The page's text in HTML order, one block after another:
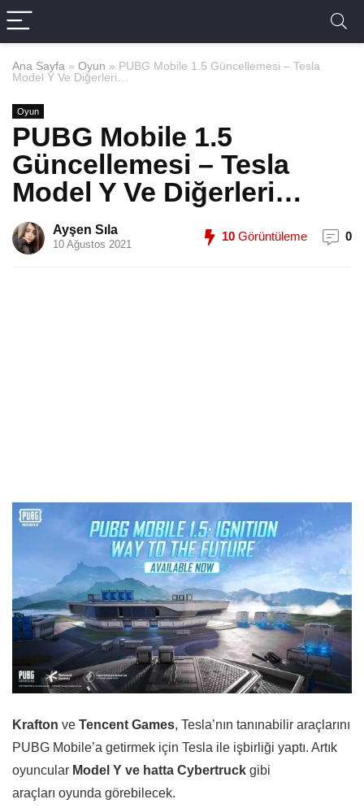
Ana Sayfa » Oyun » PUBG Mobile 1.5 Güncellemesi – Tesla
Model Y Ve Diğerleri…
Oyun
PUBG Mobile 1.5
Güncellemesi – Tesla
Model Y Ve Diğerleri…
Ayşen Sıla
10 Ağustos 2021
10 Görüntüleme 0
Krafton ve Tencent Games, Tesla’nın tanınabilir araçlarını
PUBG Mobile’a getirmek için Tesla ile işbirliği yaptı. Artık
oyuncular Model Y ve hatta Cybertruck gibi
araçları oyunda görebilecek.